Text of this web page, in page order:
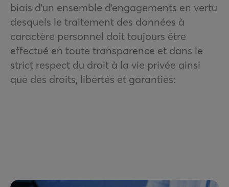
biais d'un ensemble d'engagements en vertu
desquels le traitement des données à
caractère personnel doit toujours être
effectué en toute transparence et dans le
strict respect du droit à la vie privée ainsi
que des droits, libertés et garanties: